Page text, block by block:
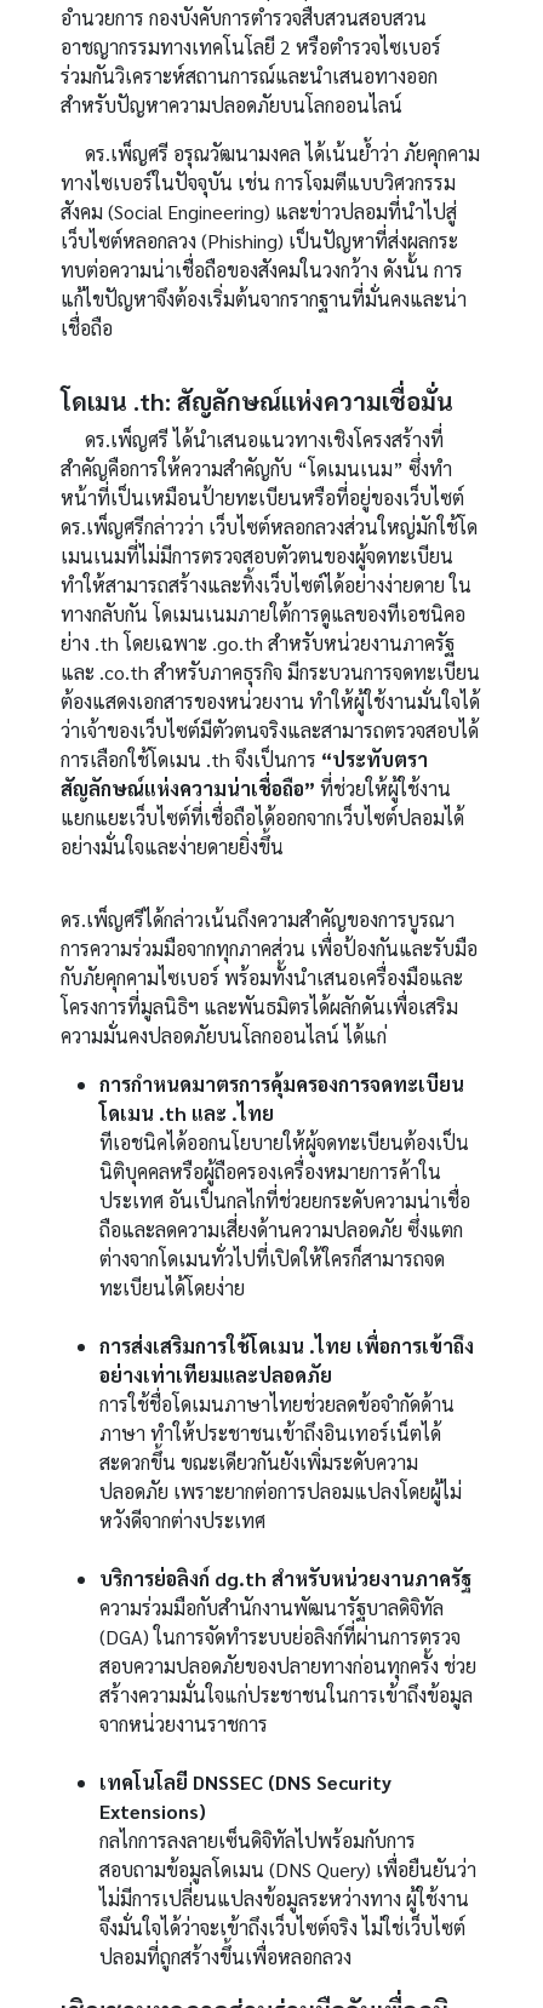
อำนวยการ กองบังคับการตำรวจสืบสวนสอบสวน
อาชญากรรมทางเทคโนโลยี 2หรือตำรวจไซเบอร์
ร่วมกันวิเคราะห์สถานการณ์และนำเสนอทางออก
สำหรับปัญหาความปลอดภัยบนโลกออนไลน์
ดร.เพ็ญศรี อรุณวัฒนามงคล ได้เน้นย้ำว่า ภัยคุกคาม
ทางไซเบอร์ในปัจจุบัน เช่น การโจมตีแบบวิศวกรรม
สังคม (Social Engineering) และข่าวปลอมที่นำไปสู่
เว็บไซต์หลอกลวง (Phishing) เป็นปัญหาที่ส่งผลกระ
ทบต่อความน่าเชื่อถือของสังคมในวงกว้าง ดังนั้น การ
แก้ไขปัญหาจึงต้องเริ่มต้นจากรากฐานที่มั่นคงและน่า
เชื่อถือ
โดเมน .th: สัญลักษณ์แห่งความเชื่อมั่น
ดร.เพ็ญศรี ได้นำเสนอแนวทางเชิงโครงสร้างที่
สำคัญคือการให้ความสำคัญกับ “โดเมนเนม” ซึ่งทำ
หน้าที่เป็นเหมือนป้ายทะเบียนหรือที่อยู่ของเว็บไซต์
ดร.เพ็ญศรีกล่าวว่า เว็บไซต์หลอกลวงส่วนใหญ่มักใช้โด
เมนเนมที่ไม่มีการตรวจสอบตัวตนของผู้จดทะเบียน
ทำให้สามารถสร้างและทิ้งเว็บไซต์ได้อย่างง่ายดาย ใน
ทางกลับกัน โดเมนเนมภายใต้การดูแลของทีเอชนิคอ
ย่าง .th โดยเฉพาะ .go.th สำหรับหน่วยงานภาครัฐ
และ .co.th สำหรับภาคธุรกิจ มีกระบวนการจดทะเบียน
ต้องแสดงเอกสารของหน่วยงาน ทำให้ผู้ใช้งานมั่นใจได้
ว่าเจ้าของเว็บไซต์มีตัวตนจริงและสามารถตรวจสอบได้
การเลือกใช้โดเมน .th จึงเป็นการ “ประทับตรา
สัญลักษณ์แห่งความน่าเชื่อถือ”ที่ช่วยให้ผู้ใช้งาน
แยกแยะเว็บไซต์ที่เชื่อถือได้ออกจากเว็บไซต์ปลอมได้
อย่างมั่นใจและง่ายดายยิ่งขึ้น
ดร.เพ็ญศรีได้กล่าวเน้นถึงความสำคัญของการบูรณา
การความร่วมมือจากทุกภาคส่วน เพื่อป้องกันและรับมือ
กับภัยคุกคามไซเบอร์ พร้อมทั้งนำเสนอเครื่องมือและ
โครงการที่มูลนิธิฯ และพันธมิตรได้ผลักดันเพื่อเสริม
ความมั่นคงปลอดภัยบนโลกออนไลน์ ได้แก่
การกำหนดมาตรการคุ้มครองการจดทะเบียน
โดเมน .th และ .ไทย
ทีเอชนิคได้ออกนโยบายให้ผู้จดทะเบียนต้องเป็น
นิติบุคคลหรือผู้ถือครองเครื่องหมายการค้าใน
ประเทศ อันเป็นกลไกที่ช่วยยกระดับความน่าเชื่อ
ถือและลดความเสี่ยงด้านความปลอดภัย ซึ่งแตก
ต่างจากโดเมนทั่วไปที่เปิดให้ใครก็สามารถจด
ทะเบียนได้โดยง่าย
การส่งเสริมการใช้โดเมน .ไทย เพื่อการเข้าถึง
อย่างเท่าเทียมและปลอดภัย
การใช้ชื่อโดเมนภาษาไทยช่วยลดข้อจำกัดด้าน
ภาษา ทำให้ประชาชนเข้าถึงอินเทอร์เน็ตได้
สะดวกขึ้น ขณะเดียวกันยังเพิ่มระดับความ
ปลอดภัย เพราะยากต่อการปลอมแปลงโดยผู้ไม่
หวังดีจากต่างประเทศ
บริการย่อลิงก์ dg.th สำหรับหน่วยงานภาครัฐ
ความร่วมมือกับสำนักงานพัฒนารัฐบาลดิจิทัล
(DGA) ในการจัดทำระบบย่อลิงก์ที่ผ่านการตรวจ
สอบความปลอดภัยของปลายทางก่อนทุกครั้ง ช่วย
สร้างความมั่นใจแก่ประชาชนในการเข้าถึงข้อมูล
จากหน่วยงานราชการ
เทคโนโลยี DNSSEC (DNS Security
Extensions)
กลไกการลงลายเซ็นดิจิทัลไปพร้อมกับการ
สอบถามข้อมูลโดเมน (DNS Query) เพื่อยืนยันว่า
ไม่มีการเปลี่ยนแปลงข้อมูลระหว่างทาง ผู้ใช้งาน
จึงมั่นใจได้ว่าจะเข้าถึงเว็บไซต์จริง ไม่ใช่เว็บไซต์
ปลอมที่ถูกสร้างขึ้นเพื่อหลอกลวง